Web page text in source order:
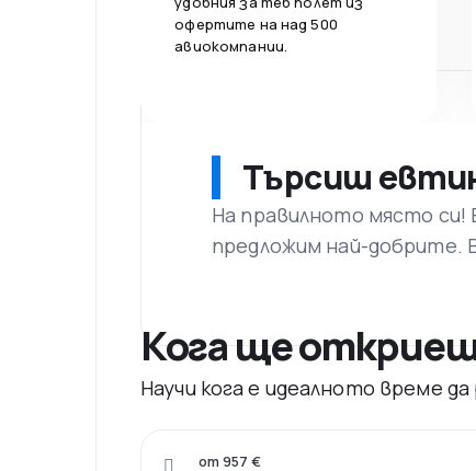
офертите на над 500
авиокомпании.
Търсиш
На правилното място
предложим най-добрите.
Кога ще
Научи кога е идеалното време
от 957 €